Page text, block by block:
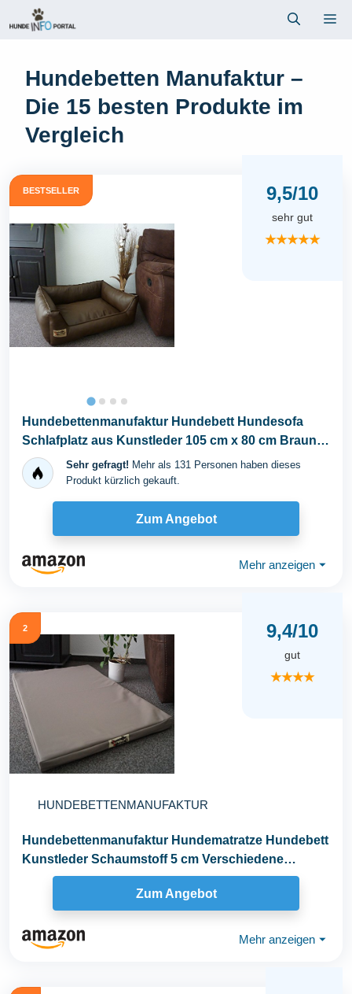
Inhalt
Hundebetten Manufaktur –
Die 15 besten Produkte im
Vergleich
BESTSELLER 9,5/10
sehr gut
★★★★★
Hundebettenmanufaktur Hundebett Hundesofa
Schlafplatz aus Kunstleder 105 cm x 80 cm Braun
für HundeSehr gefragt! Mehr als 131 Personen haben dieses
Produkt kürzlich gekauft.
Zum Angebot
Mehr anzeigen ⏷
2
HUNDEBETTENMANUFAKTUR
9,4/10
gut
★★★★
Hundebettenmanufaktur Hundematratze Hundebett
Kunstleder Schaumstoff 5 cm Verschiedene
Größen und...
Zum Angebot
Mehr anzeigen ⏷